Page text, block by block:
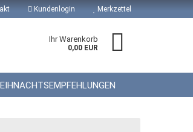
Kundenlogin Merkzettel
Ihr Warenkorb
0,00 EUR